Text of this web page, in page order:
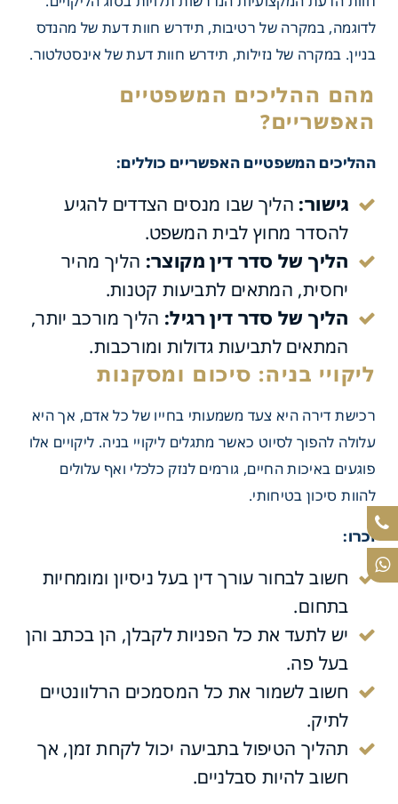
הנדרשים לצורך
לדוגמה, במקרה של רטיבות, תידרש חוות דעת של מהנדס
בניין. במקרה של נזילות, תידרש חוות דעת של אינסטלטור.
ההליכים המשפטיים האפשריים כוללים:
גישור: הליך שבו מנסים הצדדים להגיע
להסדר מחוץ לבית המשפט.
הליך של סדר דין מקוצר: הליך מהיר
יחסית, המתאים לתביעות קטנות.
הליך של סדר דין רגיל: הליך מורכב יותר,
המתאים לתביעות גדולות ומורכבות.
רכישת דירה היא צעד משמעותי בחייו של כל אדם, אך היא
עלולה להפוך לסיוט כאשר מתגלים ליקויי בניה. ליקויים אלו
פוגעים באיכות החיים, גורמים לנזק כלכלי ואף עלולים
להוות סיכון בטיחותי.
זכרו:
חשוב לבחור עורך דין בעל ניסיון ומומחיות
בתחום.
יש לתעד את כל הפניות לקבלן, הן בכתב והן
בעל פה.
חשוב לשמור את כל המסמכים הרלוונטיים
לתיק.
תהליך הטיפול בתביעה יכול לקחת זמן, אך
חשוב להיות סבלניים.